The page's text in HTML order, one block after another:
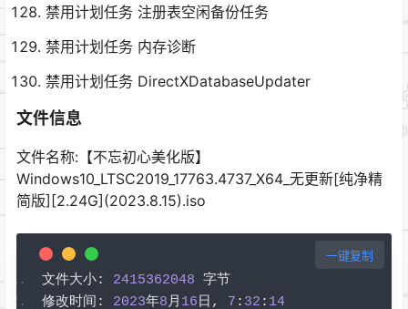
禁用计划任务 注册表空闲备份任务
禁用计划任务 内存诊断
禁用计划任务 DirectXDatabaseUpdater
文件信息
文件名称:【不忘初心美化版】
Windows10_LTSC2019_17763.4737_X64_无更新[纯净精
简版][2.24G](2023.8.15).iso
文件大小: 2415362048 字节
修改时间:
2023年8月 16 日, 7 : 32 : 14
一键复制